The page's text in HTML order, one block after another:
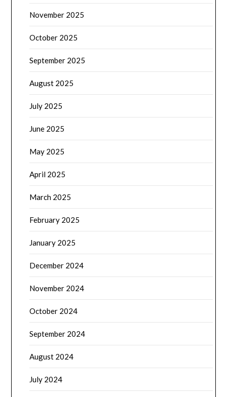
November 2025
October 2025
September 2025
August 2025
July 2025
June 2025
May 2025
April 2025
March 2025
February 2025
January 2025
December 2024
November 2024
October 2024
September 2024
August 2024
July 2024